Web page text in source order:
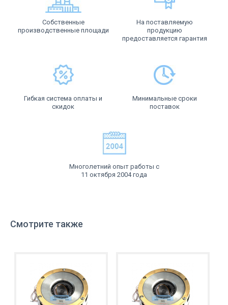
Собственные
производственные площади
На поставляемую
продукцию
предоставляется гарантия
Гибкая система оплаты и
скидок
Минимальные сроки
поставок
Многолетний опыт работы с
11 октября 2004 года
Смотрите также